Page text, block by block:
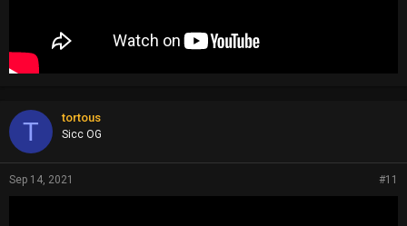
T tortous
Sicc OG
Sep 14, 2021 #11